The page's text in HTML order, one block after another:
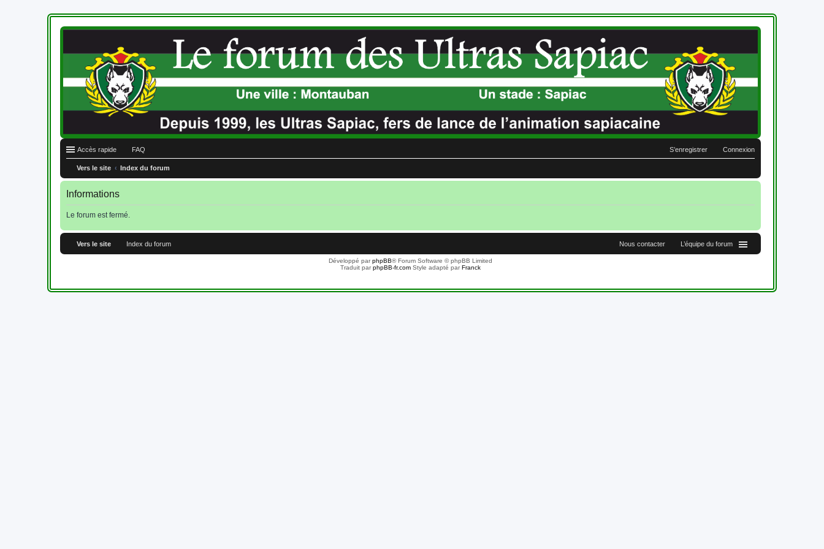
Accès rapide FAQ Connexion
S’enregistrer
Vers le site Index du forum
Informations
Le forum est fermé.
Vers le site Index du forum L’équipe du forum
Nous contacter
Développé parphpBB® Forum Software © phpBB Limited
Traduit parphpBB-fr.comStyle adapté parFranck